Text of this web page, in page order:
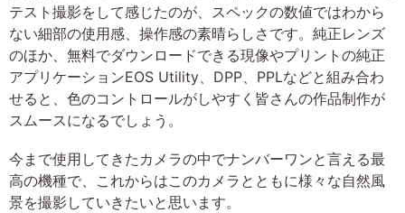
テスト撮影をして感じたのが、スペックの数値ではわから
ない細部の使用感、操作感の素晴らしさです。純正レンズ
のほか、無料でダウンロードできる現像やプリントの純正
アプリケーションEOS Utility、DPP、PPLなどと組み合わ
せると、色のコントロールがしやすく皆さんの作品制作が
スムースになるでしょう。
今まで使用してきたカメラの中でナンバーワンと言える最
高の機種で、これからはこのカメラとともに様々な自然風
景を撮影していきたいと思います。